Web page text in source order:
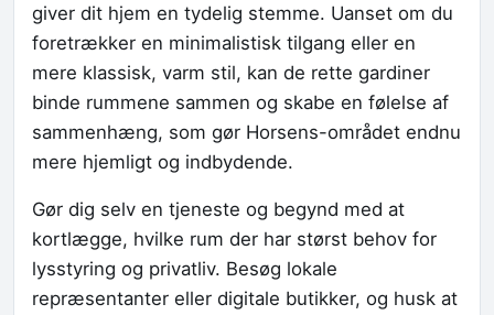
giver dit hjem en tydelig stemme. Uanset om du
foretrækker en minimalistisk tilgang eller en
mere klassisk, varm stil, kan de rette gardiner
binde rummene sammen og skabe en følelse af
sammenhæng, som gør Horsens-området endnu
mere hjemligt og indbydende.
Gør dig selv en tjeneste og begynd med at
kortlægge, hvilke rum der har størst behov for
lysstyring og privatliv. Besøg lokale
repræsentanter eller digitale butikker, og husk at